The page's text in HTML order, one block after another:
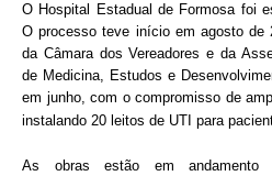
O Hospital Estadual de Formosa foi
O processo teve início em agosto de
da Câmara dos Vereadores e da
de Medicina, Estudos e
em junho, com o compromisso de
instalando 20 leitos de UTI para
As obras estão em